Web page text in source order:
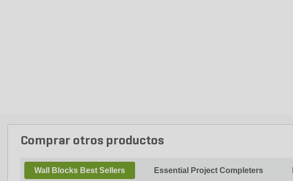
Comprar otros productos
Wall Blocks Best Sellers Essential Project Completers